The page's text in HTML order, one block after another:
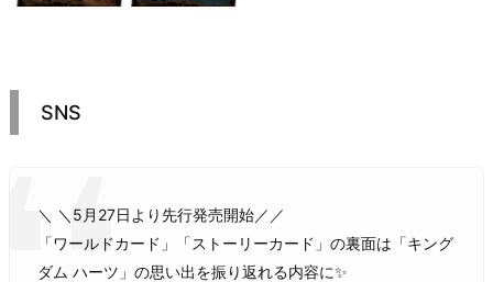
SNS
＼ ＼5月27日より先行発売開始／／
「ワールドカード」「ストーリーカード」の裏面は「キング
ダム ハーツ」の思い出を振り返れる内容に✨